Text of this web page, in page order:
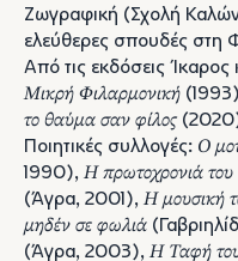
Ζωγραφική (Σχολή
ελεύθερες σπουδές στη
Από τις εκδόσεις
Μικρή Φιλαρμονική
το θαύμα σαν φίλος(2020)
Ποιητικές συλλογές: O
1990), Η πρωτοχρονιά του
(Άγρα, 2001), H μουσική
μηδέν σε φωλιά
(Άγρα, 2003), Η Ταφή